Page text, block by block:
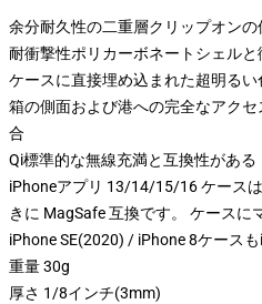
余分耐久性の二重層クリップオンの
耐衝撃性ポリカーボネートシェル
ケースに直接埋め込まれた超明るい
箱の側面および港への完全なアク
合
Qi標準的な無線充満と互換性がある
iPhoneアプリ 13/14/15/16 ケース
きに MagSafe 互換です。 ケースに
iPhone SE(2020) / iPhone 8ケース
重量 30g
厚さ 1/8インチ(3mm)